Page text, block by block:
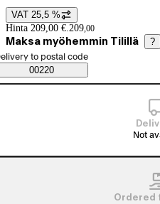
Price details
VAT 25,5 %
Hinta 209,00 €. 209,00
Maksa myöhemmin Tilillä ?
Saatavuustiedot
order method
to postal code
00220
Not
Ordered